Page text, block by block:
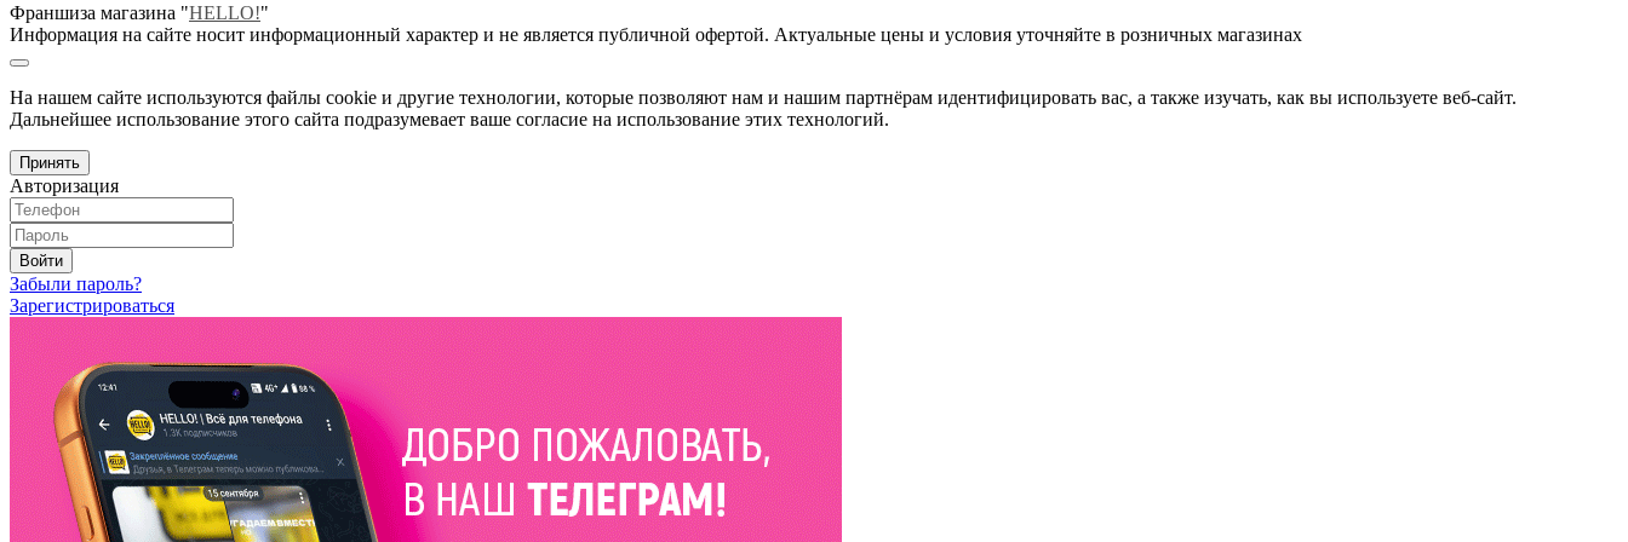
Франшиза магазина "HELLO!"
Информация на сайте носит информационный характер и не является публичной офертой. Актуальные цены и условия уточняйте в розничных магазинах
На нашем сайте используются файлы cookie и другие технологии, которые позволяют нам и нашим партнёрам идентифицировать вас, а также изучать, как вы используете веб-сайт.
Дальнейшее использование этого сайта подразумевает ваше согласие на использование этих технологий.
Принять
Авторизация
Войти
Забыли пароль?
Зарегистрироваться